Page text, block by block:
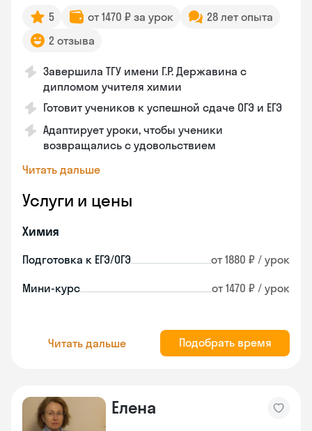
5 от 1470 ₽ за урок
28 лет опыта
2 отзыва
Завершила ТГУ имени Г.Р. Державина с
дипломом учителя химии
Готовит учеников к успешной сдаче ОГЭ и ЕГЭ
Адаптирует уроки, чтобы ученики
возвращались с удовольствием
Читать дальше
Услуги и цены
Химия
Подготовка к ЕГЭ/ОГЭ от 1880 ₽ / урок
Мини-курс от 1470 ₽ / урок
Читать дальше Подобрать время
Елена